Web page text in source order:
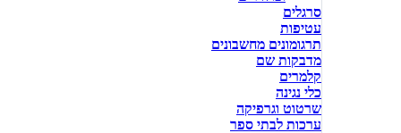
סרגלים
עטיפות
תרגומונים מחשבונים
מדבקות שם
קלמרים
כלי נגינה
שרטוט וגרפיקה
ערכות לבתי ספר